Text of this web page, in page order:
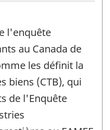
l'enquête
au Canada de
les définit la
biens (CTB), qui
de l'Enquête